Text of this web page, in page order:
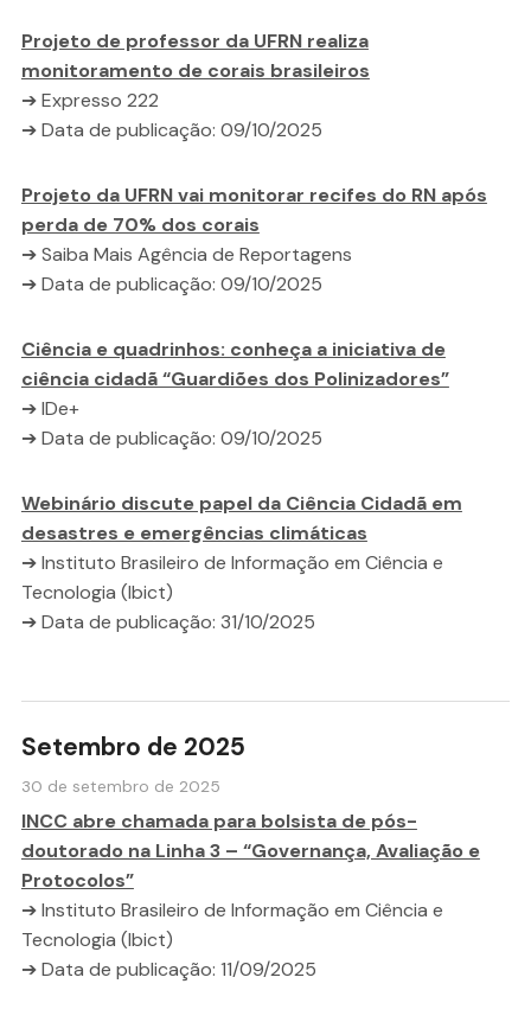
Projeto de professor da UFRN realiza
monitoramento de corais brasileiros
➔ Expresso 222
➔ Data de publicação: 09/10/2025
Projeto da UFRN vai monitorar recifes do RN após
perda de 70% dos corais
➔ Saiba Mais Agência de Reportagens
➔ Data de publicação: 09/10/2025
Ciência e quadrinhos: conheça a iniciativa de
ciência cidadã “Guardiões dos Polinizadores”
➔ IDe+
➔ Data de publicação: 09/10/2025
Webinário discute papel da Ciência Cidadã em
desastres e emergências climáticas
➔ Instituto Brasileiro de Informação em Ciência e
Tecnologia (Ibict)
➔ Data de publicação: 31/10/2025
Setembro de 2025
30 de setembro de 2025
INCC abre chamada para bolsista de pós-
doutorado na Linha 3 – “Governança, Avaliação e
Protocolos”
➔ Instituto Brasileiro de Informação em Ciência e
Tecnologia (Ibict)
➔ Data de publicação: 11/09/2025